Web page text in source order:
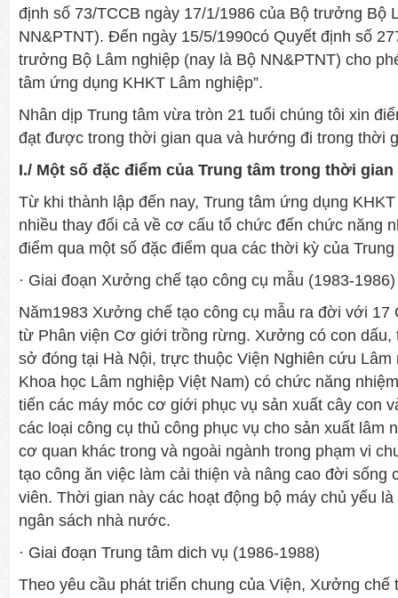
định số 73/TCCB ngày 17/1/1986 của Bộ trưởng Bộ
NN&PTNT). Đến ngày 15/5/1990có Quyết định số
trưởng Bộ Lâm nghiệp (nay là Bộ NN&PTNT) cho
tâm ứng dụng KHKT Lâm nghiệp”.
Nhân dịp Trung tâm vừa tròn 21 tuổi chúng tôi xin
đạt được trong thời gian qua và hướng đi trong thời
I./ Một số đặc điểm của Trung tâm trong thời gian
Từ khi thành lập đến nay, Trung tâm ứng dụng
nhiều thay đổi cả về cơ cấu tổ chức đến chức năng
điểm qua một số đặc điểm qua các thời kỳ của Trung
· Giai đoạn Xưởng chế tạo công cụ mẫu (1983-1986)
Năm1983 Xư­ởng chế tạo công cụ mẫu ra đời với 17
từ Phân viện Cơ giới trồng rừng. Xưởng có con dấu,
sở đóng tại Hà Nội, trực thuộc Viện Nghiên cứu Lâm
Khoa học Lâm nghiệp Việt Nam) có chức năng
tiến các máy móc cơ giới phục vụ sản xuất cây con
các loại công cụ thủ công phục vụ cho sản xuất lâm
cơ quan khác trong và ngoài ngành trong phạm vi
tạo công ăn việc làm cải thiện và nâng cao đời sống
viên. Thời gian này các hoạt động bộ máy chủ yếu
ngân sách nhà nước.
· Giai đoạn Trung tâm dich vụ (1986-1988)
Theo yêu cầu phát triển chung của Viện, X­ưởng